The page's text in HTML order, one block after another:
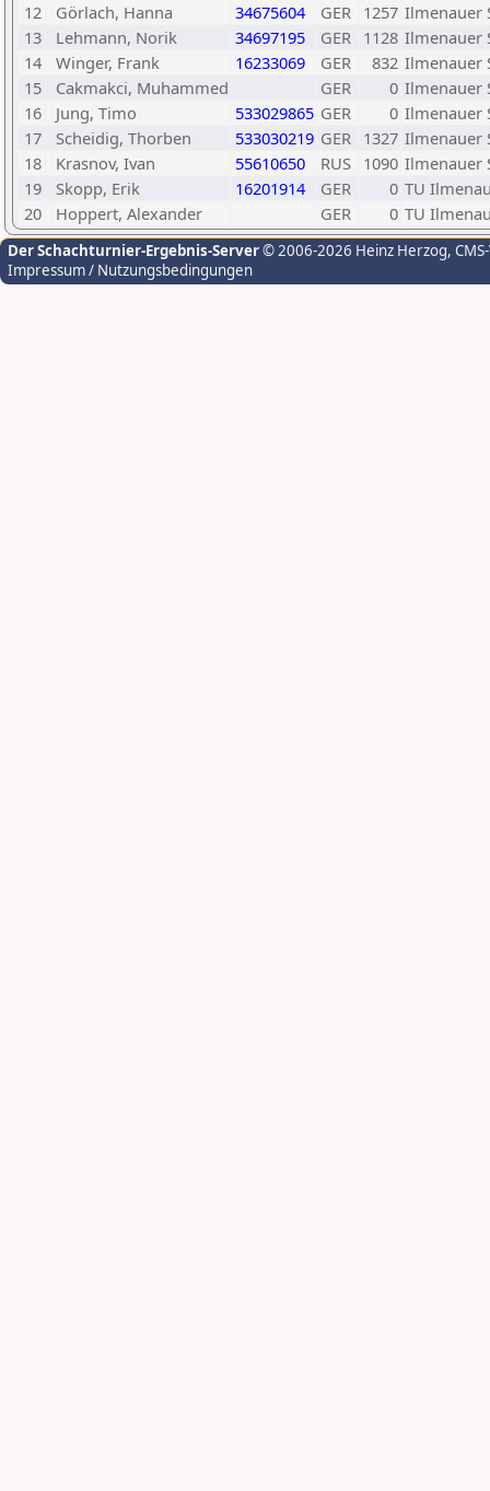
12
Görlach, Hanna 34675604 GER 1257 Ilmenauer
13
Lehmann, Norik 34697195 GER 1128 Ilmenauer
14
Winger, Frank 16233069 GER 832 Ilmenauer
15
Cakmakci, Muhammed GER 0 Ilmenauer
16
Jung, Timo 533029865 GER 0 Ilmenauer
17
Scheidig, Thorben 533030219 GER 1327 Ilmenauer
18
Krasnov, Ivan 55610650 RUS 1090 Ilmenauer
19
Skopp, Erik 16201914 GER 0 TU
20
Hoppert, Alexander GER 0 TU
Der Schachturnier-Ergebnis-Server© 2006-2026 Heinz Herzog,
Impressum / Nutzungsbedingungen